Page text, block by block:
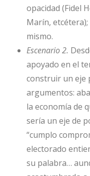
opacidad (Fidel
Marín,
mismo.
Escenario 2.
apoyado en el
construir un eje
argumentos:
la economía de
sería un eje de
“cumplo
electorado
su palabra…